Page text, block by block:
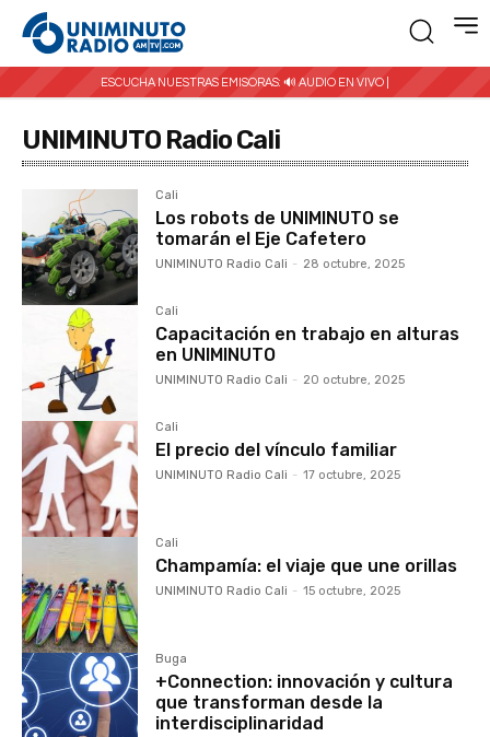
ESCUCHA NUESTRAS EMISORAS: 🔊 AUDIO EN VIVO |
UNIMINUTO Radio Cali
Cali
Los robots de UNIMINUTO se
tomarán el Eje Cafetero
UNIMINUTO Radio Cali - 28 octubre, 2025
Cali
Capacitación en trabajo en alturas
en UNIMINUTO
UNIMINUTO Radio Cali - 20 octubre, 2025
Cali
El precio del vínculo familiar
UNIMINUTO Radio Cali - 17 octubre, 2025
Cali
Champamía: el viaje que une orillas
UNIMINUTO Radio Cali - 15 octubre, 2025
Buga
+Connection: innovación y cultura
que transforman desde la
interdisciplinaridad